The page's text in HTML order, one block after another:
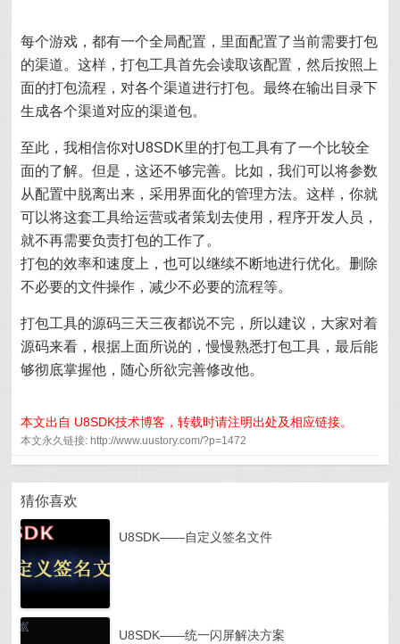
每个游戏，都有一个全局配置，里面配置了当前需要打包
的渠道。这样，打包工具首先会读取该配置，然后按照上
面的打包流程，对各个渠道进行打包。最终在输出目录下
生成各个渠道对应的渠道包。
至此，我相信你对U8SDK里的打包工具有了一个比较全
面的了解。但是，这还不够完善。比如，我们可以将参数
从配置中脱离出来，采用界面化的管理方法。这样，你就
可以将这套工具给运营或者策划去使用，程序开发人员，
就不再需要负责打包的工作了。
打包的效率和速度上，也可以继续不断地进行优化。删除
不必要的文件操作，减少不必要的流程等。
打包工具的源码三天三夜都说不完，所以建议，大家对着
源码来看，根据上面所说的，慢慢熟悉打包工具，最后能
够彻底掌握他，随心所欲完善修改他。
本文出自 U8SDK技术博客，转载时请注明出处及相应链接。
本文永久链接: http://www.uustory.com/?p=1472
猜你喜欢
U8SDK——自定义签名文件
U8SDK——统一闪屏解决方案